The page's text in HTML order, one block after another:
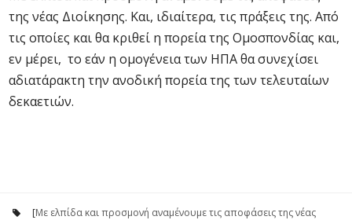
της νέας Διοίκησης. Και, ιδιαίτερα, τις πράξεις της. Από
τις οποίες και θα κριθεί η πορεία της Ομοσπονδίας και,
εν μέρει, το εάν η ομογένεια των ΗΠΑ θα συνεχίσει
αδιατάρακτη την ανοδική πορεία της των τελευταίων
δεκαετιών.
[Με ελπίδα και προσμονή αναμένουμε τις αποφάσεις της νέας